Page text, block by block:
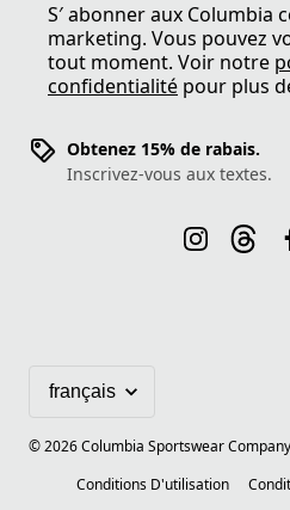
S′ abonner aux Columbia
marketing. Vous pouvez
tout moment. Voir notre
confidentialité pour plus
Obtenez 15% de rabais.
Inscrivez-vous aux textes.
©2026Columbia Sportswear
Conditions D'utilisation